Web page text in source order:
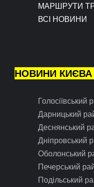
МАРШРУТИ
ВСІ НОВИНИ
НОВИНИ
Голосіївський
Дарницький
Деснянський
Дніпровський
Оболонський
Печерський
Подільський